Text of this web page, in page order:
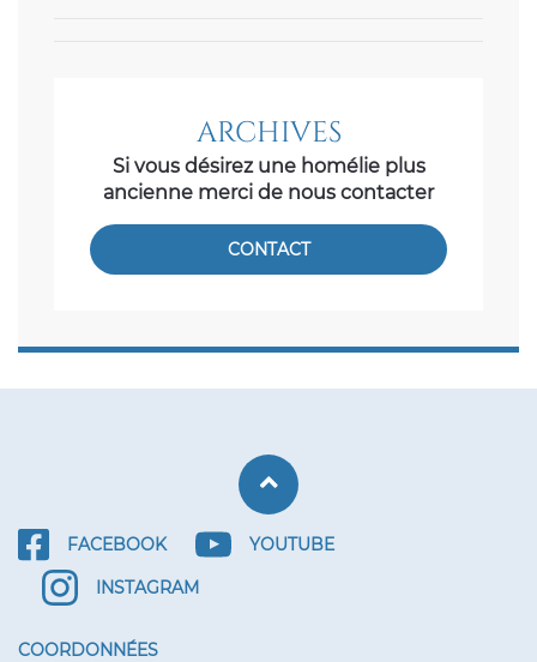
ARCHIVES
Si vous désirez une homélie plus
ancienne merci de nous contacter
CONTACT
Retour haut de
FACEBOOK
YOUTUBE
INSTAGRAM
COORDONNÉES